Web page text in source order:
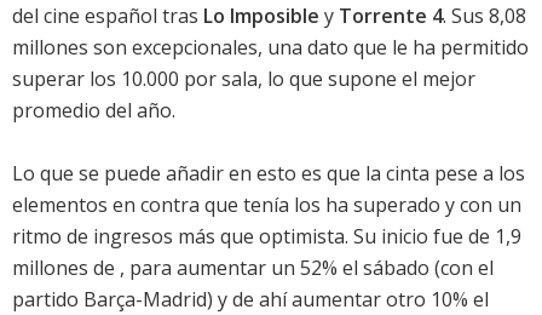
del cine español tras Lo Imposible y Torrente 4. Sus 8,08
millones son excepcionales, una dato que le ha permitido
superar los 10.000 por sala, lo que supone el mejor
promedio del año.
Lo que se puede añadir en esto es que la cinta pese a los
elementos en contra que tenía los ha superado y con un
ritmo de ingresos más que optimista. Su inicio fue de 1,9
millones de , para aumentar un 52% el sábado (con el
partido Barça-Madrid) y de ahí aumentar otro 10% el